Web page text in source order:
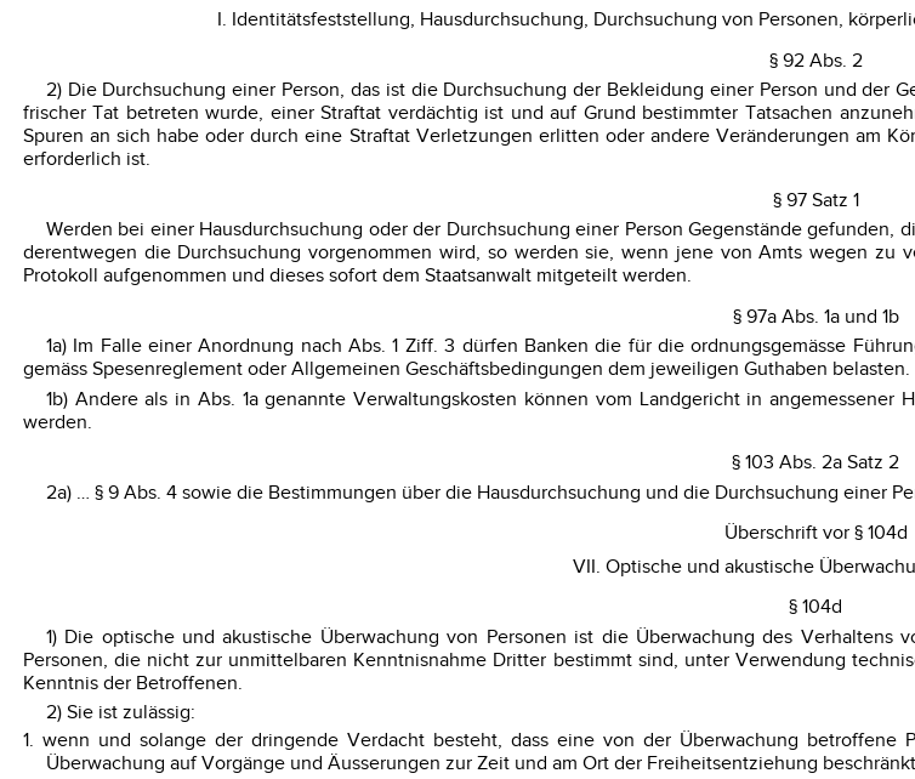
I. Identitätsfeststellung, Hausdurchsuchung, Durchsuchung von Personen,
§ 92 Abs. 2
2) Die Durchsuchung einer Person, das ist die Durchsuchung der Bekleidung einer Person und der
frischer Tat betreten wurde, einer Straftat verdächtig ist und auf Grund bestimmter Tatsachen
Spuren an sich habe oder durch eine Straftat Verletzungen erlitten oder andere Veränderungen am
erforderlich ist.
§ 97 Satz 1
Werden bei einer Hausdurchsuchung oder der Durchsuchung einer Person Gegenstände gefunden,
derentwegen die Durchsuchung vorgenommen wird, so werden sie, wenn jene von Amts wegen zu
Protokoll aufgenommen und dieses sofort dem Staatsanwalt mitgeteilt werden.
§ 97a Abs. 1a und 1b
1a) Im Falle einer Anordnung nach Abs. 1 Ziff. 3 dürfen Banken die für die ordnungsgemässe
gemäss Spesenreglement oder Allgemeinen Geschäftsbedingungen dem jeweiligen Guthaben belasten.
1b) Andere als in Abs. 1a genannte Verwaltungskosten können vom Landgericht in
werden.
§ 103 Abs. 2a Satz 2
2a) … § 9 Abs. 4 sowie die Bestimmungen über die Hausdurchsuchung und die Durchsuchung einer
Überschrift vor § 104d
VII. Optische und akustische
§ 104d
1) Die optische und akustische Überwachung von Personen ist die Überwachung des Verhaltens
Personen, die nicht zur unmittelbaren Kenntnisnahme Dritter bestimmt sind, unter Verwendung
Kenntnis der Betroffenen.
2) Sie ist zulässig:
1. wenn und solange der dringende Verdacht besteht, dass eine von der Überwachung
Überwachung auf Vorgänge und Äusserungen zur Zeit und am Ort der Freiheitsentziehung